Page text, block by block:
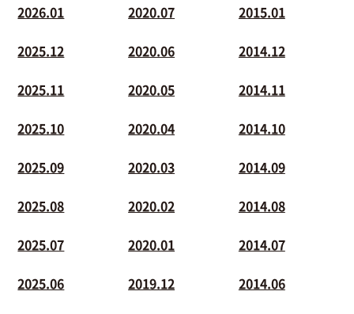
2026.01
2025.12
2025.11
2025.10
2025.09
2025.08
2025.07
2025.06
2020.07
2020.06
2020.05
2020.04
2020.03
2020.02
2020.01
2019.12
2015.01
2014.12
2014.11
2014.10
2014.09
2014.08
2014.07
2014.06